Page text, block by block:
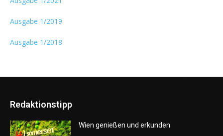
Ausgabe 1/2019
Ausgabe 1/2018
Redaktionstipp
Wien genießen und erkunden